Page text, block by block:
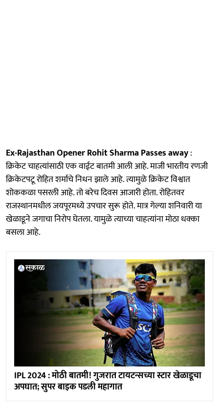
Ex-Rajasthan Opener Rohit Sharma Passes away:
क्रिकेट चाहत्यांसाठी एक वाईट बातमी आली आहे. माजी भारतीय रणजी
क्रिकेटपटू रोहित शर्माचे निधन झाले आहे. त्यामुळे क्रिकेट विश्वात
शोककळा पसरली आहे. तो बरेच दिवस आजारी होता. रोहितवर
राजस्थानमधील जयपूरमध्ये उपचार सुरू होते. मात्र गेल्या शनिवारी या
खेळाडूने जगाचा निरोप घेतला. यामुळे त्याच्या चाहत्यांना मोठा धक्का
बसला आहे.
IPL 2024 : मोठी बातमी! गुजरात टायटन्सच्या स्टार खेळाडूचा
अपघात; सुपर बाइक पडली महागात